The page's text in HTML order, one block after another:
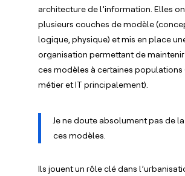
architecture de l’information. Elles
plusieurs couches de modèle
logique, physique) et mis en place
organisation permettant de
ces modèles à certaines populations
métier et IT principalement).
Je ne doute absolument pas de
ces modèles.
Ils jouent un rôle clé dans